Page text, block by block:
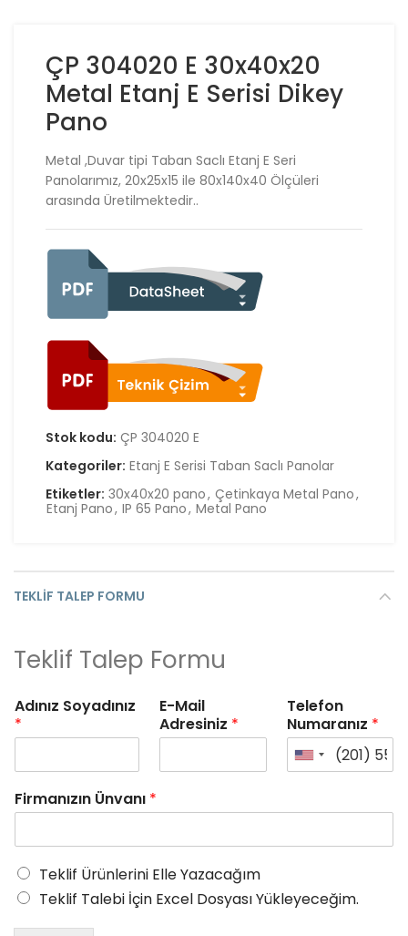
ÇP 304020 E 30x40x20
Metal Etanj E Serisi Dikey
Pano
Metal ,Duvar tipi Taban Saclı Etanj E Seri
Panolarımız, 20x25x15 ile 80x140x40 Ölçüleri
arasında Üretilmektedir..
Stok kodu: ÇP 304020 E
Kategoriler: Etanj E Serisi Taban Saclı Panolar
Etiketler: 30x40x20 pano, Çetinkaya Metal Pano,
Etanj Pano, IP 65 Pano, Metal Pano
TEKLIF TALEP FORMU
Teklif Talep Formu
Adınız Soyadınız
*
E-Mail
Adresiniz *
Telefon
Numaranız *
Firmanızın Ünvanı *
Teklif Ürünlerini Elle Yazacağım
Teklif Talebi İçin Excel Dosyası Yükleyeceğim.